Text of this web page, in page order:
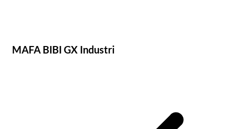
MAFA BIBI GX Industri